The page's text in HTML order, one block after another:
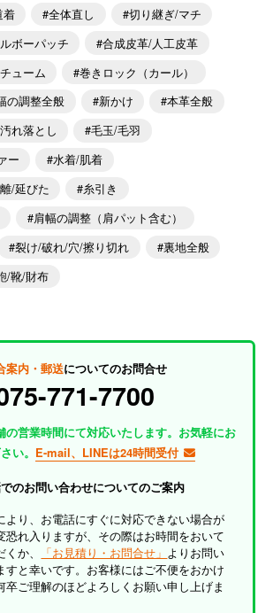
着
全体直し
切り継ぎ/マチ
ボーパッチ
合成皮革/人工皮革
ューム
巻きロック（カール）
の調整全般 新かけ
本革全般
れ落とし
毛玉/毛羽
ー
水着/肌着
/延びた
糸引き
肩幅の調整（肩パット含む）
裂け/破れ/穴/擦り切れ
裏地全般
/靴/財布
案内・郵送についてのお問合せ
771-7700
の営業時間にて対応いたします。お気軽にお
い。 E-mail、LINEは24時間受付
のお問い合わせについてのご案内
より、お電話にすぐに対応できない場合が
恐れ入りますが、その際はお時間をおいて
か、
「お見積り・お問合せ」 よりお問い
すと幸いです。お客様にはご不便をおかけ
卒ご理解のほどよろしくお願い申し上げま